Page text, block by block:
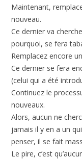
Maintenant,
nouveau.
Ce dernier va
pourquoi, se fera
Remplacez encore
Ce dernier se fera
(celui qui a été
Continuez le
nouveaux.
Alors, aucun ne
jamais il y en a un
penser, il se fait
Le pire, c’est